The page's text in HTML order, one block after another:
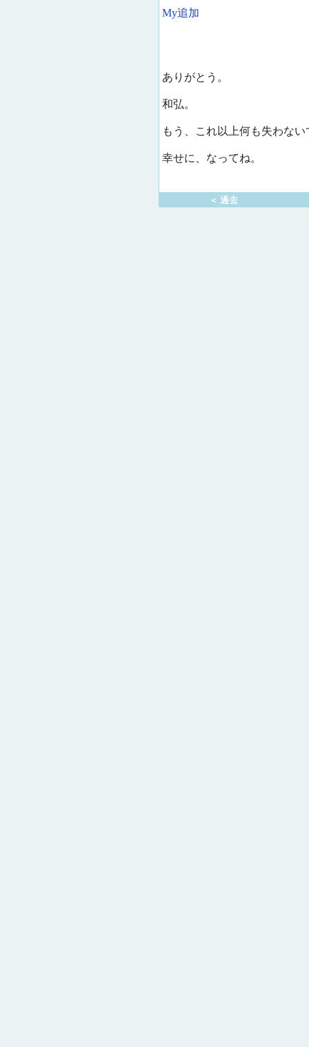
My追加
ありがとう。
和弘。
もう、これ以上何も失わない
幸せに、なってね。
＜ 過去